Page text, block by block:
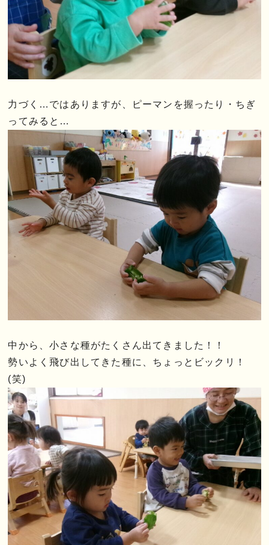
力づく…ではありますが、ピーマンを握ったり・ちぎ
ってみると…
中から、小さな種がたくさん出てきました！！
勢いよく飛び出してきた種に、ちょっとビックリ！
(笑)